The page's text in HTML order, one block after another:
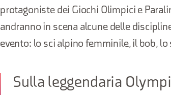
protagoniste dei Giochi Olimpici e
andranno in scena alcune delle
evento: lo sci alpino femminile, il bob, lo
Sulla leggendaria